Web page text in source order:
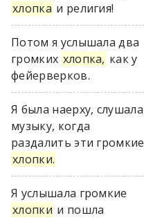
хлопка и религия!
Потом я услышала два
громких хлопка, как у
фейерверков.
Я была наерху, слушала
музыку, когда
раздалить эти громкие
хлопки.
Я услышала громкие
хлопки и пошла